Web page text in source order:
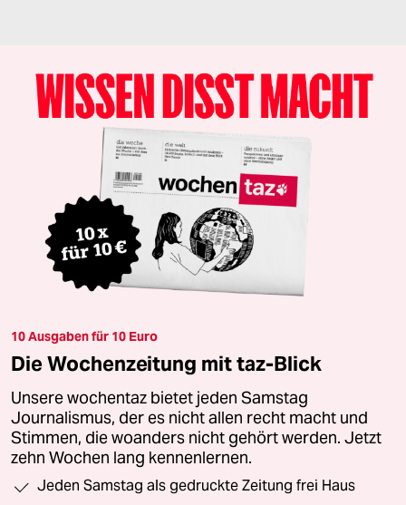
10 Ausgaben für 10 Euro
Die Wochenzeitung mit taz-Blick
Unsere wochentaz bietet jeden Samstag
Journalismus, der es nicht allen recht macht und
Stimmen, die woanders nicht gehört werden. Jetzt
zehn Wochen lang kennenlernen.
Jeden Samstag als gedruckte Zeitung frei Haus